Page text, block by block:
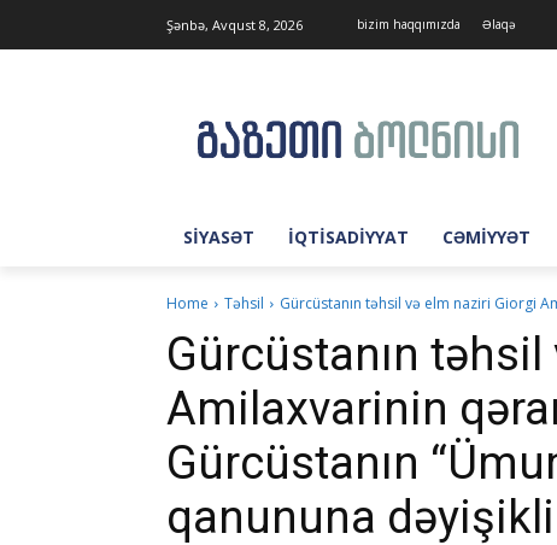
Şənbə, Avqust 8, 2026 bizim haqqımızda Əlaqə
SIYASƏT İQTISADIYYAT CƏMIYYƏT
Home Təhsil Gürcüstanın təhsil və elm naziri Giorgi
Gürcüstanın
Amilaxvarinin
Gürcüstanın
qanununa